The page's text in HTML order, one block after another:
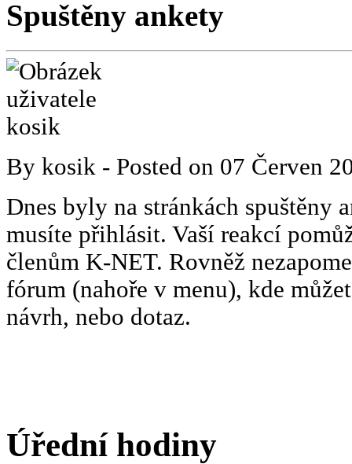
Spuštěny ankety
By kosik - Posted on 07 Červen
Dnes byly na stránkách spuštěny
musíte přihlásit. Vaší reakcí
členům K-NET. Rovněž
fórum (nahoře v menu), kde
návrh, nebo dotaz.
Úřední hodiny